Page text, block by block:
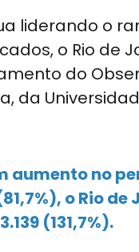
liderando o
o Rio de
do
da
no
o Rio
(131,7%).